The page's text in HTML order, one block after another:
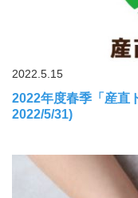
2022.5.15
2022年度春季「産直
2022/5/31)